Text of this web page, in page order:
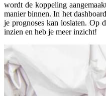
wordt de koppeling
manier binnen. In het
je prognoses kan loslaten. Op
inzien en heb je meer inzicht!